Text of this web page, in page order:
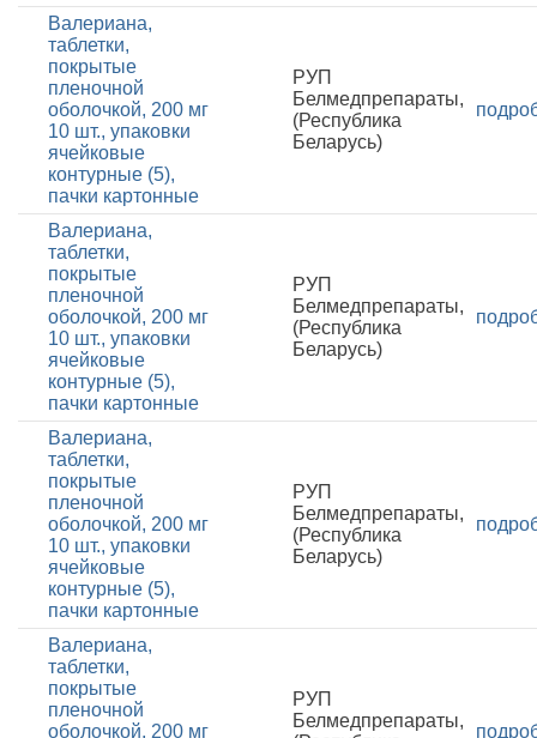
Валериана,
таблетки,
покрытые
пленочной
оболочкой, 200 мг
10 шт., упаковки
ячейковые
контурные (5),
пачки картонные
РУП
Белмедпрепараты,
(Республика
Беларусь)
Валериана,
таблетки,
покрытые
пленочной
оболочкой, 200 мг
10 шт., упаковки
ячейковые
контурные (5),
пачки картонные
РУП
Белмедпрепараты,
(Республика
Беларусь)
Валериана,
таблетки,
покрытые
пленочной
оболочкой, 200 мг
10 шт., упаковки
ячейковые
контурные (5),
пачки картонные
РУП
Белмедпрепараты,
(Республика
Беларусь)
Валериана,
таблетки,
покрытые
пленочной
оболочкой, 200 мг
РУП
Белмедпрепараты,